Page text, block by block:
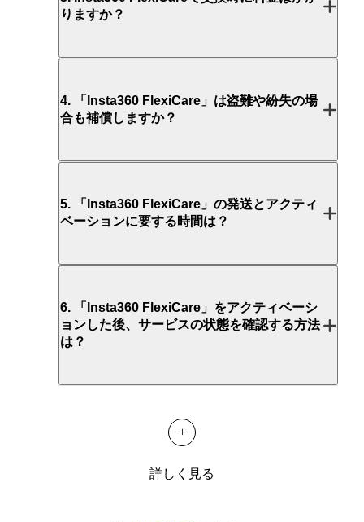
りますか？
4.
「Insta360 FlexiCare」は盗難や紛失の場
合も補償しますか？
5.
「Insta360 FlexiCare」の発送とアクティ
ベーションに要する時間は？
6.
「Insta360 FlexiCare」をアクティベーシ
ョンした後、サービスの状態を確認する方法
は？
+
詳しく見る